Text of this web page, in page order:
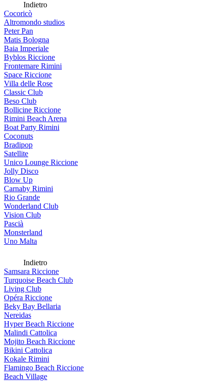
Indietro
Cocoricò
Altromondo studios
Peter Pan
Matis Bologna
Baia Imperiale
Byblos Riccione
Frontemare Rimini
Space Riccione
Villa delle Rose
Classic Club
Beso Club
Bollicine Riccione
Rimini Beach Arena
Boat Party Rimini
Coconuts
Bradipop
Satellite
Unico Lounge Riccione
Jolly Disco
Blow Up
Carnaby Rimini
Rio Grande
Wonderland Club
Vision Club
Pascià
Monsterland
Uno Malta
Indietro
Samsara Riccione
Turquoise Beach Club
Living Club
Opéra Riccione
Beky Bay Bellaria
Nereidas
Hyper Beach Riccione
Malindi Cattolica
Mojito Beach Riccione
Bikini Cattolica
Kokale Rimini
Flamingo Beach Riccione
Beach Village